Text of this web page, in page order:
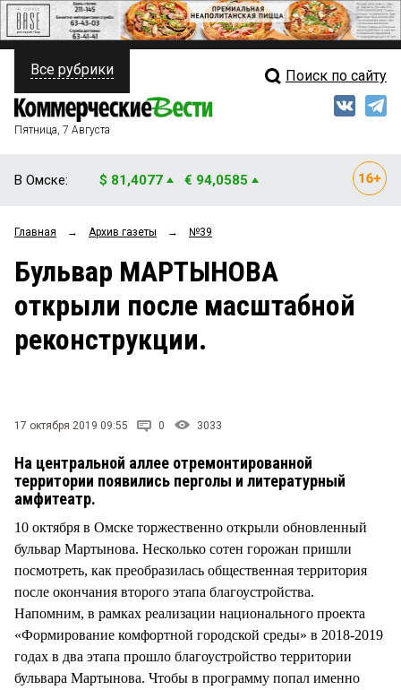
ПОЛИТИКА
ФИНАНСЫ
ОБЩЕСТВО
ЗАКОН
НОВОСТИ КОМПАНИЙ
Свежий выпуск
Рейтинги
Блоги
Все рубрики Поиск по сайту
Пятница, 7 Августа
В Омске: $ 81,4077 € 94,0585
Главная → Архив газеты → №39
Бульвар МАРТЫНОВА
открыли после масштабной
реконструкции.
17 октября 2019 09:55 0 3033
На центральной аллее отремонтированной
территории появились перголы и литературный
амфитеатр.
10 октября в Омске торжественно открыли обновленный
бульвар Мартынова. Несколько сотен горожан пришли
посмотреть, как преобразилась общественная территория
после окончания второго этапа благоустройства.
Напомним, в рамках реализации национального проекта
«Формирование комфортной городской среды» в 2018-2019
годах в два этапа прошло благоустройство территории
бульвара Мартынова. Чтобы в программу попал именно